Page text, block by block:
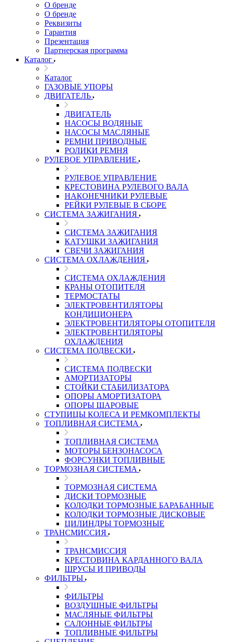
О бренде
О бренде
Реквизиты
Гарантия
Презентация
Партнерская программа
Каталог
Каталог
ГАЗОВЫЕ УПОРЫ
ДВИГАТЕЛЬ
ДВИГАТЕЛЬ
НАСОСЫ ВОДЯНЫЕ
НАСОСЫ МАСЛЯНЫЕ
РЕМНИ ПРИВОДНЫЕ
РОЛИКИ РЕМНЯ
РУЛЕВОЕ УПРАВЛЕНИЕ
РУЛЕВОЕ УПРАВЛЕНИЕ
КРЕСТОВИНА РУЛЕВОГО ВАЛА
НАКОНЕЧНИКИ РУЛЕВЫЕ
РЕЙКИ РУЛЕВЫЕ В СБОРЕ
СИСТЕМА ЗАЖИГАНИЯ
СИСТЕМА ЗАЖИГАНИЯ
КАТУШКИ ЗАЖИГАНИЯ
СВЕЧИ ЗАЖИГАНИЯ
СИСТЕМА ОХЛАЖДЕНИЯ
СИСТЕМА ОХЛАЖДЕНИЯ
КРАНЫ ОТОПИТЕЛЯ
ТЕРМОСТАТЫ
ЭЛЕКТРОВЕНТИЛЯТОРЫ
КОНДИЦИОНЕРА
ЭЛЕКТРОВЕНТИЛЯТОРЫ ОТОПИТЕЛЯ
ЭЛЕКТРОВЕНТИЛЯТОРЫ
ОХЛАЖДЕНИЯ
СИСТЕМА ПОДВЕСКИ
СИСТЕМА ПОДВЕСКИ
АМОРТИЗАТОРЫ
СТОЙКИ СТАБИЛИЗАТОРА
ОПОРЫ АМОРТИЗАТОРА
ОПОРЫ ШАРОВЫЕ
СТУПИЦЫ КОЛЕСА И РЕМКОМПЛЕКТЫ
ТОПЛИВНАЯ СИСТЕМА
ТОПЛИВНАЯ СИСТЕМА
МОТОРЫ БЕНЗОНАСОСА
ФОРСУНКИ ТОПЛИВНЫЕ
ТОРМОЗНАЯ СИСТЕМА
ТОРМОЗНАЯ СИСТЕМА
ДИСКИ ТОРМОЗНЫЕ
КОЛОДКИ ТОРМОЗНЫЕ БАРАБАННЫЕ
КОЛОДКИ ТОРМОЗНЫЕ ДИСКОВЫЕ
ЦИЛИНДРЫ ТОРМОЗНЫЕ
ТРАНСМИССИЯ
ТРАНСМИССИЯ
КРЕСТОВИНА КАРДАННОГО ВАЛА
ШРУСЫ И ПРИВОДЫ
ФИЛЬТРЫ
ФИЛЬТРЫ
ВОЗДУШНЫЕ ФИЛЬТРЫ
МАСЛЯНЫЕ ФИЛЬТРЫ
САЛОННЫЕ ФИЛЬТРЫ
ТОПЛИВНЫЕ ФИЛЬТРЫ